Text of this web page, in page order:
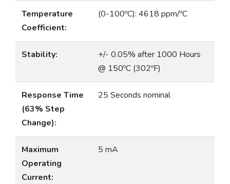
Temperature
Coefficient:
(0-100ºC): 4618 ppm/ºC
Stability:
+/- 0.05% after 1000 Hours
@ 150ºC (302ºF)
Response Time
(63% Step
Change):
25 Seconds nominal
Maximum
Operating
Current:
5 mA